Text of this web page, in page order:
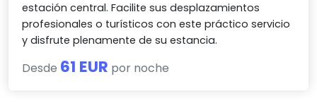
estación central. Facilite sus desplazamientos
profesionales o turísticos con este práctico servicio
y disfrute plenamente de su estancia.
Desde 61 EUR por noche